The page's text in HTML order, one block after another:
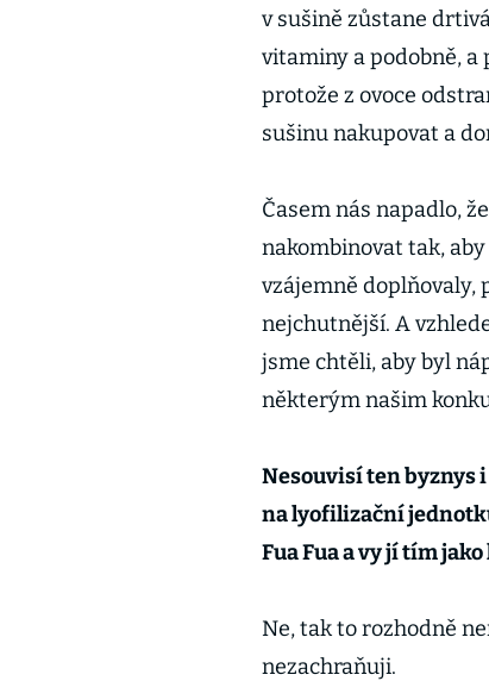
v sušině zůstane
vitaminy a podobně,
protože z ovoce
sušinu nakupovat a
Časem nás napadlo,
nakombinovat tak,
vzájemně doplňovaly,
nejchutnější. A
jsme chtěli, aby byl
některým našim
Nesouvisí ten byznys
na lyofilizační
Fua Fua a vy jí tím
Ne, tak to rozhodně
nezachraňuji.